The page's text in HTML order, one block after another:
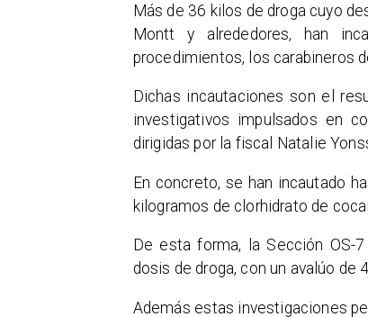
Más de 36 kilos de droga cuyo
Montt y alrededores, han
procedimientos, los carabineros
​Dichas incautaciones son el
investigativos impulsados ​​en
dirigidas por la fiscal Natalie
​En concreto, se han incautado
kilogramos de clorhidrato de
​De esta forma, la Sección OS-
dosis de droga, con un avalúo
​Además estas investigaciones